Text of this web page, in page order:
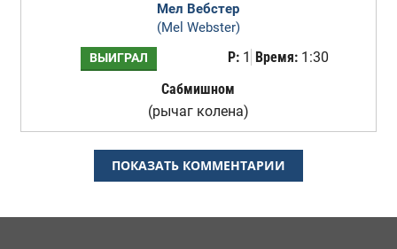
Мел Вебстер
(Mel Webster)
ВЫИГРАЛ Р:1 Время:1:30
Сабмишном
(рычаг колена)
ПОКАЗАТЬ КОММЕНТАРИИ